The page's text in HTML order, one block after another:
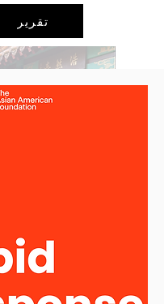
تقرير
لجنة شؤون آسيا والمحيط